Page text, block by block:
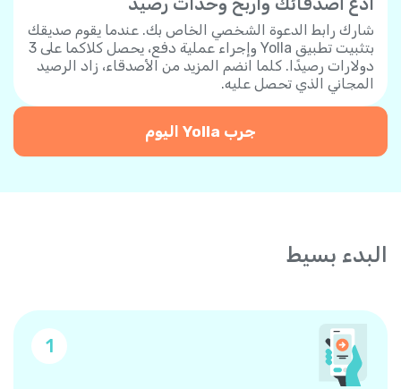
شارك رابط الدعوة الشخصي الخاص بك. عندما يقوم صديقك
بتثبيت تطبيق Yolla وإجراء عملية دفع، يحصل كلاكما على 3
دولارات رصيدًا. كلما انضم المزيد من الأصدقاء، زاد الرصيد
المجاني الذي تحصل عليه.
جرب Yolla اليوم
البدء بسيط
1